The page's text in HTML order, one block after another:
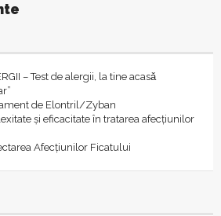
– Test de alergii, la tine acasǎ
de Elontril/Zyban
și eficacitate în tratarea afecțiunilor
Afecțiunilor Ficatului